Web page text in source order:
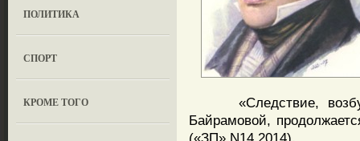
ПОЛИТИКА
СПОРТ
КРОМЕ ТОГО
«Следствие,
Байрамовой,
(«ЗП» N14 2014).